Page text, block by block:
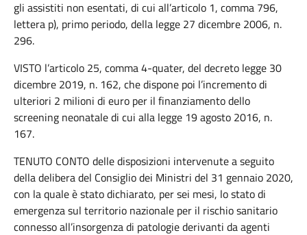
gli assistiti non esentati, di cui all’articolo 1, comma 796,
lettera p), primo periodo, della legge 27 dicembre 2006, n.
296.
VISTO l’articolo 25, comma 4-quater, del decreto legge 30
dicembre 2019, n. 162, che dispone poi l’incremento di
ulteriori 2 milioni di euro per il finanziamento dello
screening neonatale di cui alla legge 19 agosto 2016, n.
167.
TENUTO CONTO delle disposizioni intervenute a seguito
della delibera del Consiglio dei Ministri del 31 gennaio 2020,
con la quale è stato dichiarato, per sei mesi, lo stato di
emergenza sul territorio nazionale per il rischio sanitario
connesso all’insorgenza di patologie derivanti da agenti